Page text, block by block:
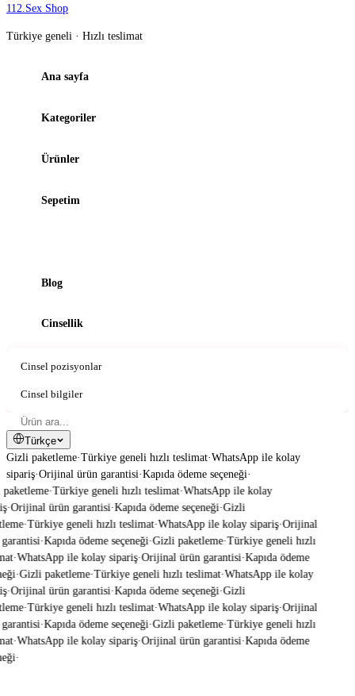
112.Sex Shop
Türkiye geneli · Hızlı teslimat
Ana sayfa
Kategoriler
Ürünler
Sepetim
Blog
Cinsellik
Cinsel pozisyonlar
Cinsel bilgiler
Türkçe
Gizli paketleme·Türkiye geneli hızlı teslimat·WhatsApp ile kolay
sipariş·Orijinal ürün garantisi·Kapıda ödeme seçeneği·
·Türkiye geneli hızlı teslimat·WhatsApp ile kolay
·Orijinal ürün garantisi·Kapıda ödeme seçeneği·Gizli
·Türkiye geneli hızlı teslimat·WhatsApp ile kolay sipariş·Orijinal
·Kapıda ödeme seçeneği·Gizli paketleme·Türkiye geneli hızlı
·WhatsApp ile kolay sipariş·Orijinal ürün garantisi·Kapıda ödeme
·Gizli paketleme·Türkiye geneli hızlı teslimat·WhatsApp ile kolay
·Orijinal ürün garantisi·Kapıda ödeme seçeneği·Gizli
·Türkiye geneli hızlı teslimat·WhatsApp ile kolay sipariş·Orijinal
·Kapıda ödeme seçeneği·Gizli paketleme·Türkiye geneli hızlı
·WhatsApp ile kolay sipariş·Orijinal ürün garantisi·Kapıda ödeme
·